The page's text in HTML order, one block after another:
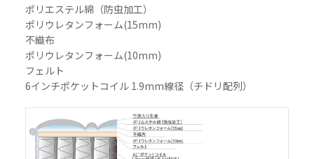
ポリエステル綿（防虫加工）
ポリウレタンフォーム(15mm)
不織布
ポリウレタンフォーム(10mm)
フェルト
6インチポケットコイル 1.9mm線径（チドリ配列）